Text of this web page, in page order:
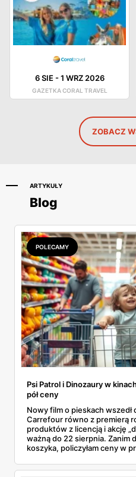
6 SIE-1 WRZ 2026
GAZETKA CORAL TRAVEL
ZOBACZ
ARTYKUŁY
Blog
POLECAMY
Psi Patrol i Dinozaury w
pół ceny
Nowy film o pieskach
Carrefour równo z premierą
produktów z licencją i akcję
ważną do 22 sierpnia. Zanim
koszyka, policzyłam ceny w
prawie 140 zł za kilogram,